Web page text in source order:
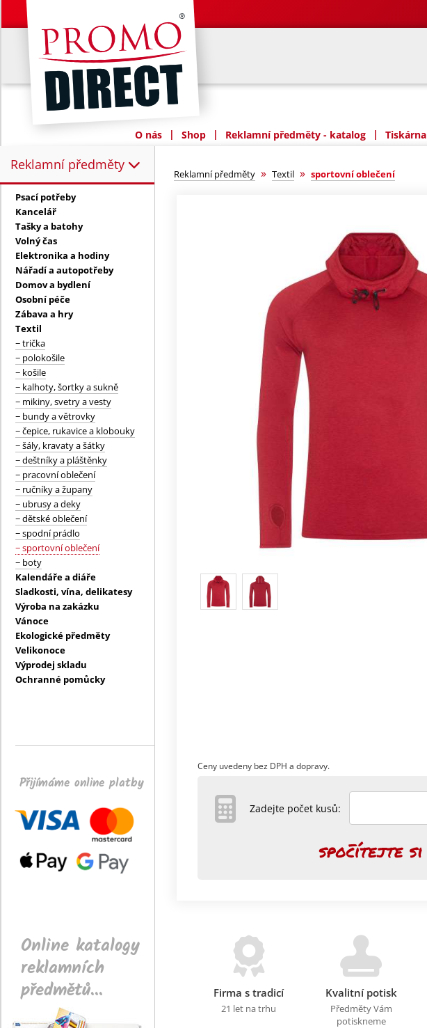
O nás | Shop | Reklamní předměty - katalog | Tiskárna
Reklamní předměty
Reklamní předměty:
Psací potřeby
Kancelář
Tašky a batohy
Volný čas
Elektronika a hodiny
Nářadí a autopotřeby
Domov a bydlení
Osobní péče
Zábava a hry
Textil
− trička
− polokošile
− košile
− kalhoty, šortky a sukně
− mikiny, svetry a vesty
− bundy a větrovky
− čepice, rukavice a klobouky
− šály, kravaty a šátky
− deštníky a pláštěnky
− pracovní oblečení
− ručníky a župany
− ubrusy a deky
− dětské oblečení
− spodní prádlo
− sportovní oblečení
− boty
Kalendáře a diáře
Sladkosti, vína, delikatesy
Výroba na zakázku
Vánoce
Ekologické předměty
Velikonoce
Výprodej skladu
Ochranné pomůcky
Přijímáme online platby
Online katalogy
reklamních
předmětů...
Reklamní předměty » Textil » sportovní oblečení
Ceny uvedeny bez DPH a dopravy.
Zadejte počet kusů:
Firma s tradicí
21 let na trhu
Kvalitní potisk
Předměty Vám
potiskneme